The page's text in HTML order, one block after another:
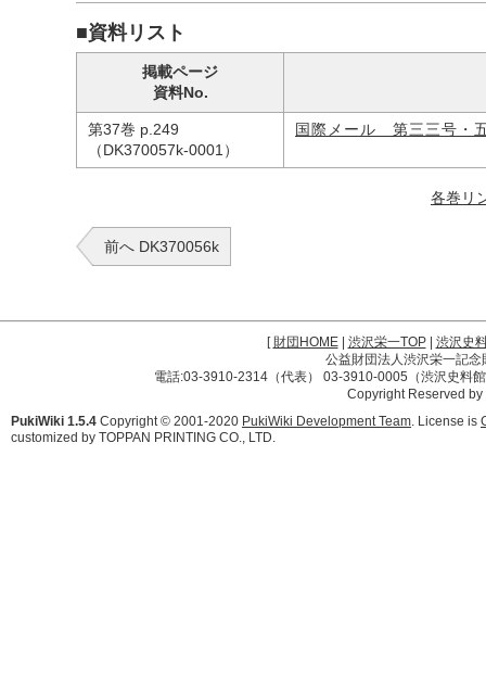
■資料リスト
掲載ページ
資料No.
第37巻 p.249
（DK370057k-0001）
国際メール 第三三号・
各巻リ
前へ DK370056k
[財団HOME| 渋沢栄一TOP| 渋沢史
公益財団法人渋沢栄一記
電話:03-3910-2314（代表） 03-3910-0005（渋沢史料
Copyright Reserved
PukiWiki 1.5.4 Copyright © 2001-2020 PukiWiki Development Team. License is
customized by TOPPAN PRINTING CO., LTD.